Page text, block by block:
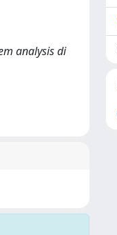
analysis di